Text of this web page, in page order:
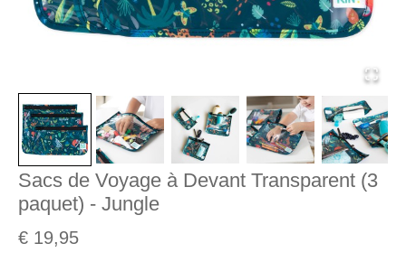
Sacs de Voyage à Devant Transparent (3
paquet) - Jungle
€ 19,95